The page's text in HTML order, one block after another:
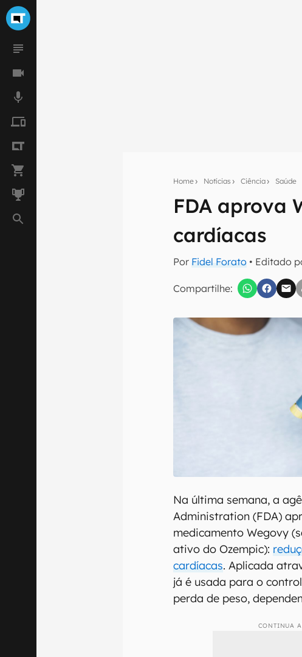
Home Notícias Ciência Saúde
FDA aprova
cardíacas
Por Fidel Forato • Editado
Compartilhe:
Seu resumo
Assine a newsletter
Confirmo que li,
Na última semana, a
Administration (FDA)
medicamento Wegovy
ativo do Ozempic):
cardíacas. Aplicada
já é usada para o
perda de peso,
CONTINUA